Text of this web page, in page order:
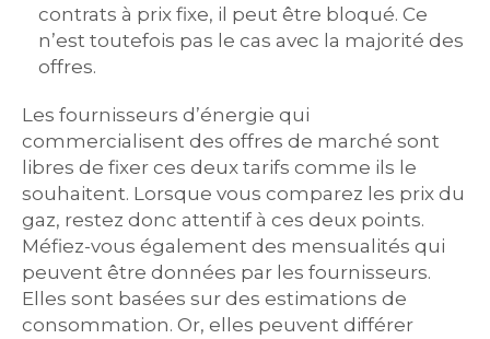
contrats à prix fixe, il peut être bloqué. Ce
n’est toutefois pas le cas avec la majorité des
offres.
Les fournisseurs d’énergie qui
commercialisent des offres de marché sont
libres de fixer ces deux tarifs comme ils le
souhaitent. Lorsque vous comparez les prix du
gaz, restez donc attentif à ces deux points.
Méfiez-vous également des mensualités qui
peuvent être données par les fournisseurs.
Elles sont basées sur des estimations de
consommation. Or, elles peuvent différer